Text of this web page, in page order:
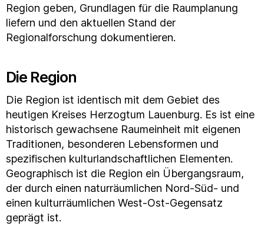
Region geben, Grundlagen für die Raumplanung
liefern und den aktuellen Stand der
Regionalforschung dokumentieren.
Die Region
Die Region ist identisch mit dem Gebiet des
heutigen Kreises Herzogtum Lauenburg. Es ist eine
historisch gewachsene Raumeinheit mit eigenen
Traditionen, besonderen Lebensformen und
spezifischen kulturlandschaftlichen Elementen.
Geographisch ist die Region ein Übergangsraum,
der durch einen naturräumlichen Nord-Süd- und
einen kulturräumlichen West-Ost-Gegensatz
geprägt ist.